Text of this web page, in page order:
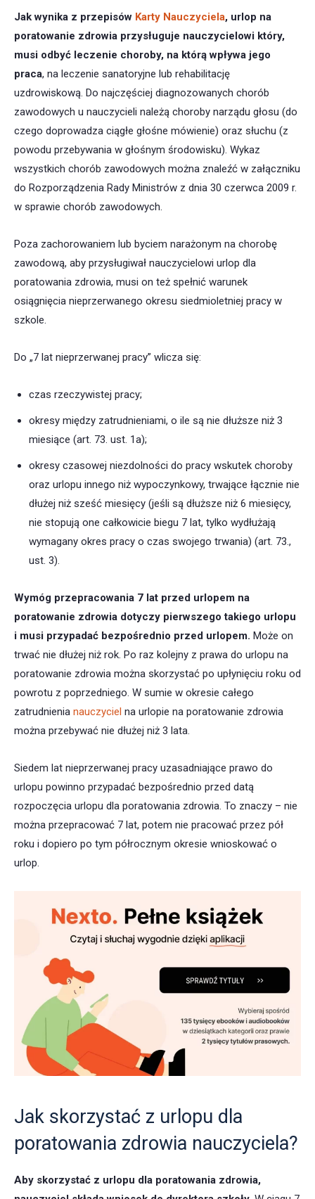
Jak wynika z przepisów Karty Nauczyciela, urlop na
poratowanie zdrowia przysługuje nauczycielowi który,
musi odbyć leczenie choroby, na którą wpływa jego
praca, na leczenie sanatoryjne lub rehabilitację
uzdrowiskową. Do najczęściej diagnozowanych chorób
zawodowych u nauczycieli należą choroby narządu głosu (do
czego doprowadza ciągłe głośne mówienie) oraz słuchu (z
powodu przebywania w głośnym środowisku). Wykaz
wszystkich chorób zawodowych można znaleźć w załączniku
do Rozporządzenia Rady Ministrów z dnia 30 czerwca 2009 r.
w sprawie chorób zawodowych.
Poza zachorowaniem lub byciem narażonym na chorobę
zawodową, aby przysługiwał nauczycielowi urlop dla
poratowania zdrowia, musi on też spełnić warunek
osiągnięcia nieprzerwanego okresu siedmioletniej pracy w
szkole.
Do „7 lat nieprzerwanej pracy” wlicza się:
czas rzeczywistej pracy;
okresy między zatrudnieniami, o ile są nie dłuższe niż 3
miesiące (art. 73. ust. 1a);
okresy czasowej niezdolności do pracy wskutek choroby
oraz urlopu innego niż wypoczynkowy, trwające łącznie nie
dłużej niż sześć miesięcy (jeśli są dłuższe niż 6 miesięcy,
nie stopują one całkowicie biegu 7 lat, tylko wydłużają
wymagany okres pracy o czas swojego trwania) (art. 73.,
ust. 3).
Wymóg przepracowania 7 lat przed urlopem na
poratowanie zdrowia dotyczy pierwszego takiego urlopu
i musi przypadać bezpośrednio przed urlopem. Może on
trwać nie dłużej niż rok. Po raz kolejny z prawa do urlopu na
poratowanie zdrowia można skorzystać po upłynięciu roku od
powrotu z poprzedniego. W sumie w okresie całego
zatrudnienia nauczyciel na urlopie na poratowanie zdrowia
można przebywać nie dłużej niż 3 lata.
Siedem lat nieprzerwanej pracy uzasadniające prawo do
urlopu powinno przypadać bezpośrednio przed datą
rozpoczęcia urlopu dla poratowania zdrowia. To znaczy – nie
można przepracować 7 lat, potem nie pracować przez pół
roku i dopiero po tym półrocznym okresie wnioskować o
urlop.
Jak skorzystać z urlopu dla
poratowania zdrowia nauczyciela?
Aby skorzystać z urlopu dla poratowania zdrowia,